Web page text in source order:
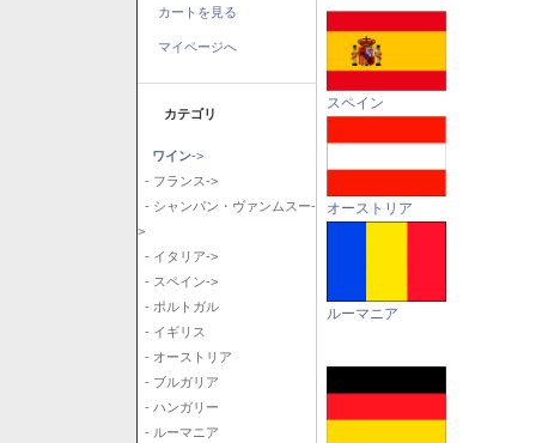
カートを見る
マイページへ
カテゴリ
ワイン->
- フランス->
- シャンパン・ヴァンムスー-
>
- イタリア->
- スペイン->
- ポルトガル
- イギリス
- オーストリア
- ブルガリア
- ハンガリー
- ルーマニア
スペイン
オーストリア
ルーマニア